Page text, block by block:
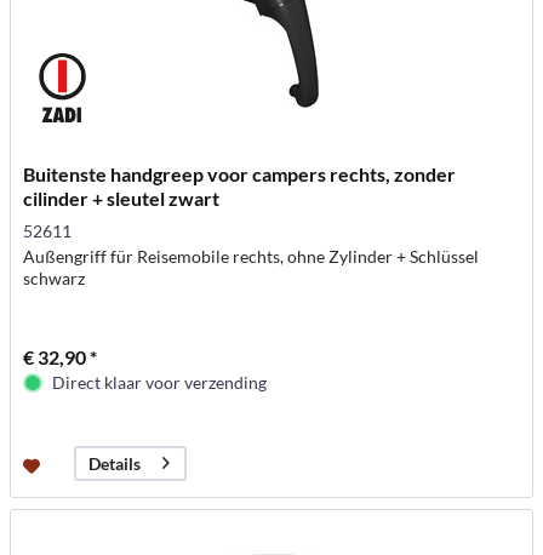
Buitenste handgreep voor campers rechts, zonder
cilinder + sleutel zwart
52611
Außengriff für Reisemobile rechts, ohne Zylinder + Schlüssel
schwarz
€ 32,90 *
Direct klaar voor verzending
Details